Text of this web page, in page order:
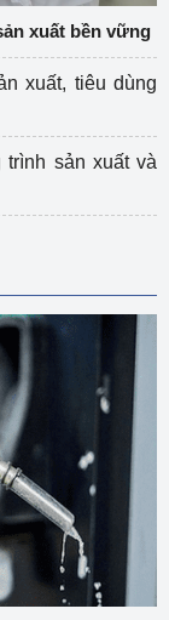
xuất bền vững
xuất, tiêu dùng
sản xuất và